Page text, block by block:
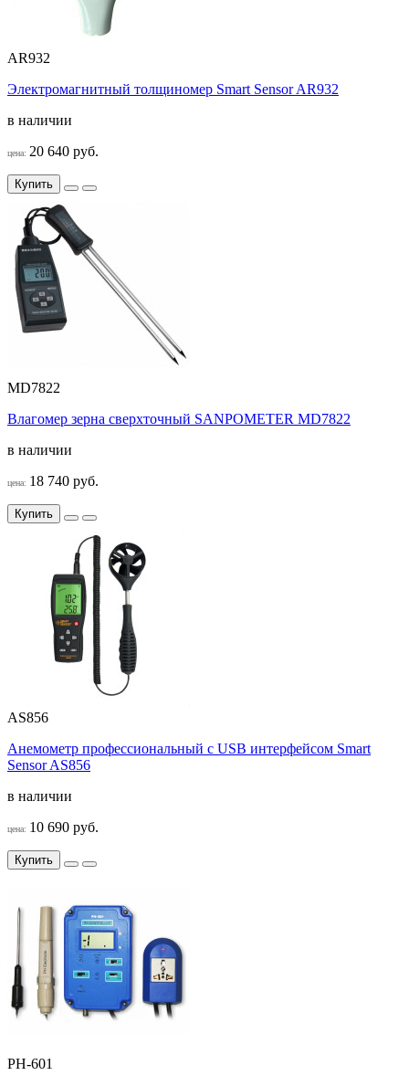
AR932
Электромагнитный толщиномер Smart Sensor AR932
в наличии
цена: 20 640 руб.
Купить
MD7822
Влагомер зерна сверхточный SANPOMETER MD7822
в наличии
цена: 18 740 руб.
Купить
AS856
Анемометр профессиональный c USB интерфейсом Smart
Sensor AS856
в наличии
цена: 10 690 руб.
Купить
PH-601